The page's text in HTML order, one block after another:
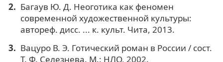
Багаув Ю. Д. Неоготика как феномен
современной художественной культуры:
автореф. дисс. ... к. культ. Чита, 2013.
Вацуро В. Э. Готический роман в России / сост.
Т. Ф. Селезнева. М.: НЛО, 2002.